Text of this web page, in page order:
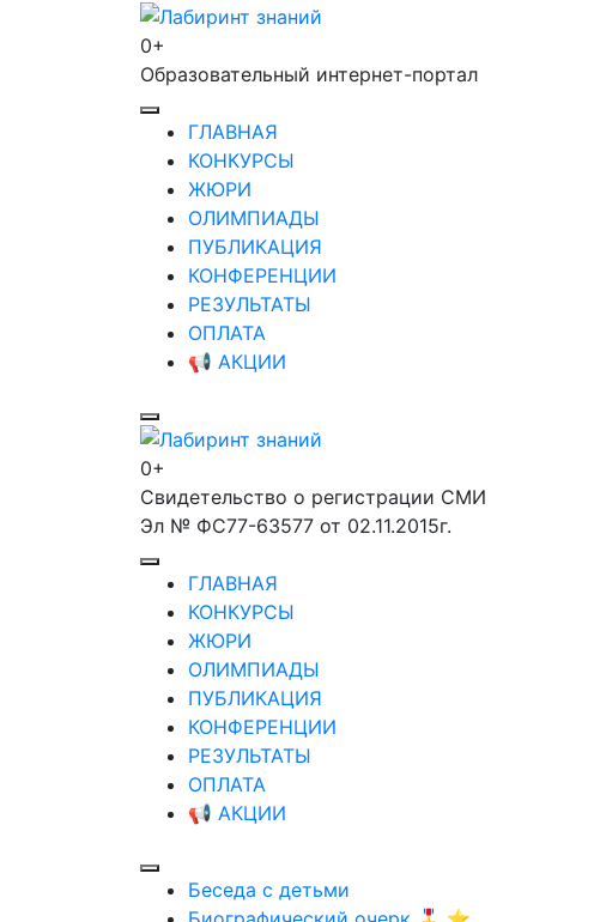
Лабиринт знаний
0+
Образовательный интернет-портал
ГЛАВНАЯ
КОНКУРСЫ
ЖЮРИ
ОЛИМПИАДЫ
ПУБЛИКАЦИЯ
КОНФЕРЕНЦИИ
РЕЗУЛЬТАТЫ
ОПЛАТА
📢 АКЦИИ
Лабиринт знаний
0+
Свидетельство о регистрации СМИ
Эл № ФС77-63577 от 02.11.2015г.
ГЛАВНАЯ
КОНКУРСЫ
ЖЮРИ
ОЛИМПИАДЫ
ПУБЛИКАЦИЯ
КОНФЕРЕНЦИИ
РЕЗУЛЬТАТЫ
ОПЛАТА
📢 АКЦИИ
Беседа с детьми